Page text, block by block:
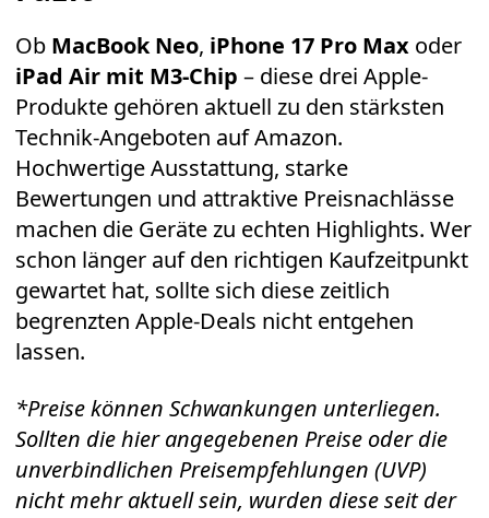
Ob MacBook Neo, iPhone 17 Pro Max oder
iPad Air mit M3-Chip – diese drei Apple-
Produkte gehören aktuell zu den stärksten
Technik-Angeboten auf Amazon.
Hochwertige Ausstattung, starke
Bewertungen und attraktive Preisnachlässe
machen die Geräte zu echten Highlights. Wer
schon länger auf den richtigen Kaufzeitpunkt
gewartet hat, sollte sich diese zeitlich
begrenzten Apple-Deals nicht entgehen
lassen.
*Preise können Schwankungen unterliegen.
Sollten die hier angegebenen Preise oder die
unverbindlichen Preisempfehlungen (UVP)
nicht mehr aktuell sein, wurden diese seit der